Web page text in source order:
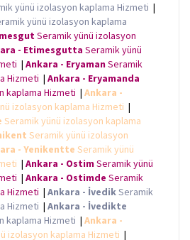
n
g
e
yünü izolasyon kaplama Hizmeti |
yünü izolasyon kaplama
Seramik yünü izolasyon
- Etimesgutta Seramik yünü
| Ankara - EryamanSeramik
Hizmeti | Ankara - Eryamanda
kaplama Hizmeti | Ankara -
izolasyon kaplama Hizmeti |
Seramik yünü izolasyon kaplama
Seramik yünü izolasyon
- Yenikentte Seramik yünü
| Ankara - OstimSeramik yünü
| Ankara - Ostimde Seramik
Hizmeti | Ankara - İvedikSeramik
Hizmeti | Ankara - İvedikte
kaplama Hizmeti | Ankara -
izolasyon kaplama Hizmeti |